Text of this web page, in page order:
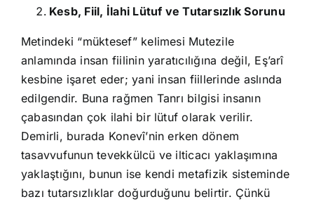
Kesb, Fiil, İlahi Lütuf ve Tutarsızlık Sorunu
Metindeki “müktesef” kelimesi Mutezile
anlamında insan fiilinin yaratıcılığına değil, Eş’arî
kesbine işaret eder; yani insan fiillerinde aslında
edilgendir. Buna rağmen Tanrı bilgisi insanın
çabasından çok ilahi bir lütuf olarak verilir.
Demirli, burada Konevî’nin erken dönem
tasavvufunun tevekkülcü ve ilticacı yaklaşımına
yaklaştığını, bunun ise kendi metafizik sisteminde
bazı tutarsızlıklar doğurduğunu belirtir. Çünkü